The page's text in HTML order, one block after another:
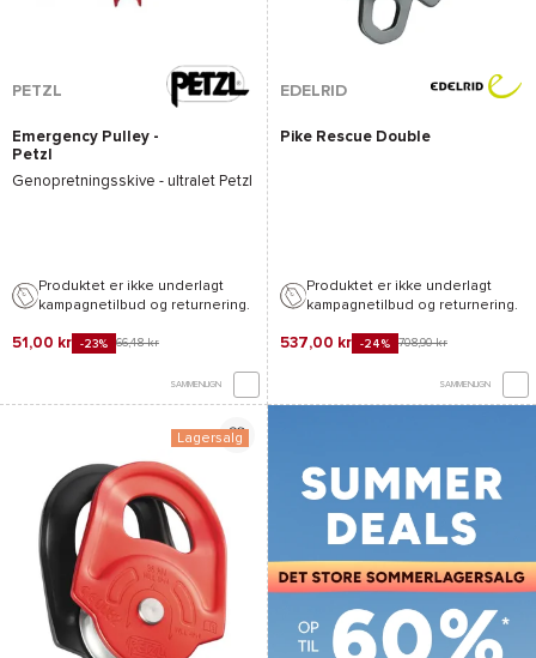
PETZL
Emergency Pulley -
Petzl
Genopretningsskive - ultralet Petzl
Produktet er ikke underlagt
kampagnetilbud og returnering.
51,00 kr -23% 66,48 kr
SAMMENLIGN
EDELRID
Pike Rescue Double
Produktet er ikke underlagt
kampagnetilbud og returnering.
537,00 kr -24% 708,90 kr
SAMMENLIGN
Lagersalg